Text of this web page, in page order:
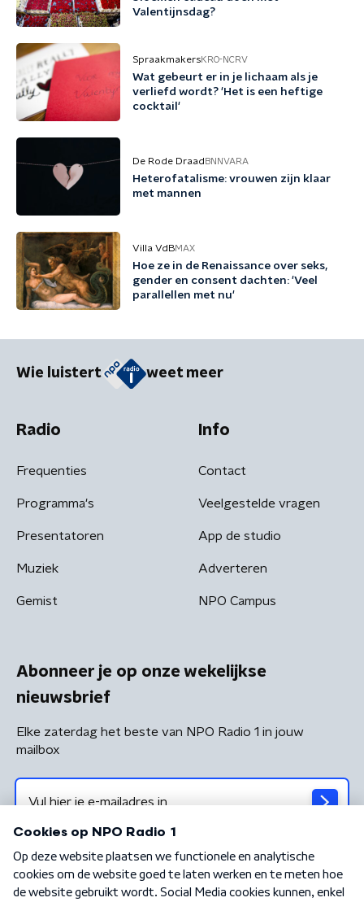
Valentijnsdag?
SpraakmakersKRO-NCRV
Wat gebeurt er in je lichaam als je
verliefd wordt? 'Het is een heftige
cocktail'
De Rode Draad BNNVARA
Heterofatalisme: vrouwen zijn klaar
met mannen
Villa VdBMAX
Hoe ze in de Renaissance over seks,
gender en consent dachten: 'Veel
parallellen met nu'
Wie luistert weet meer
Radio
Frequenties
Programma's
Presentatoren
Muziek
Gemist
Info
Contact
Veelgestelde vragen
App de studio
Adverteren
NPO Campus
Abonneer je op onze wekelijkse
nieuwsbrief
Elke zaterdag het beste van NPO Radio 1 in jouw
mailbox